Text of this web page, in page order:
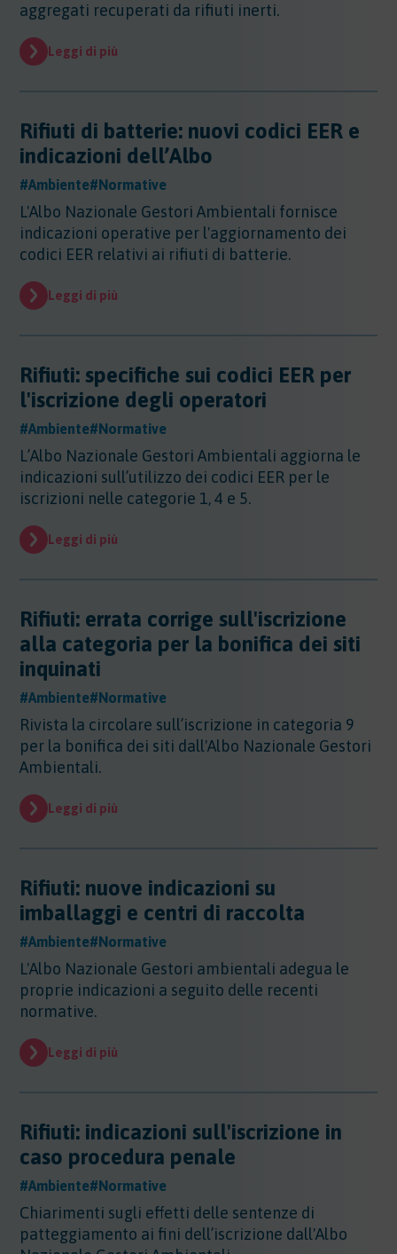
aggregati recuperati da rifiuti inerti.
Leggi di più
Rifiuti di batterie: nuovi codici EER e
indicazioni dell’Albo
#Ambiente#Normative
L'Albo Nazionale Gestori Ambientali fornisce
indicazioni operative per l'aggiornamento dei
codici EER relativi ai rifiuti di batterie.
Leggi di più
Rifiuti: specifiche sui codici EER per
l'iscrizione degli operatori
#Ambiente#Normative
L’Albo Nazionale Gestori Ambientali aggiorna le
indicazioni sull’utilizzo dei codici EER per le
iscrizioni nelle categorie 1, 4 e 5.
Leggi di più
Rifiuti: errata corrige sull'iscrizione
alla categoria per la bonifica dei siti
inquinati
#Ambiente#Normative
Rivista la circolare sull’iscrizione in categoria 9
per la bonifica dei siti dall'Albo Nazionale Gestori
Ambientali.
Leggi di più
Rifiuti: nuove indicazioni su
imballaggi e centri di raccolta
#Ambiente#Normative
L'Albo Nazionale Gestori ambientali adegua le
proprie indicazioni a seguito delle recenti
normative.
Leggi di più
Rifiuti: indicazioni sull'iscrizione in
caso procedura penale
#Ambiente#Normative
Chiarimenti sugli effetti delle sentenze di
patteggiamento ai fini dell’iscrizione dall'Albo